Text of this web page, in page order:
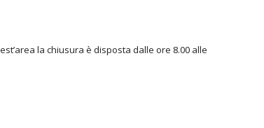
la chiusura è disposta dalle ore 8.00 alle